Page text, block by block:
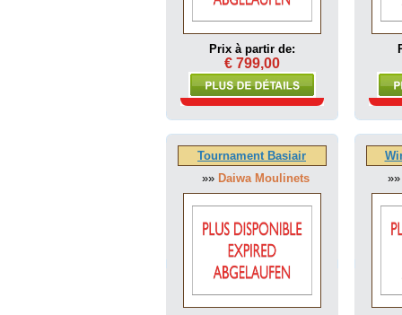
Prix à partir de:
€ 799,00
Tournament Basiair
»» Daiwa Moulinets